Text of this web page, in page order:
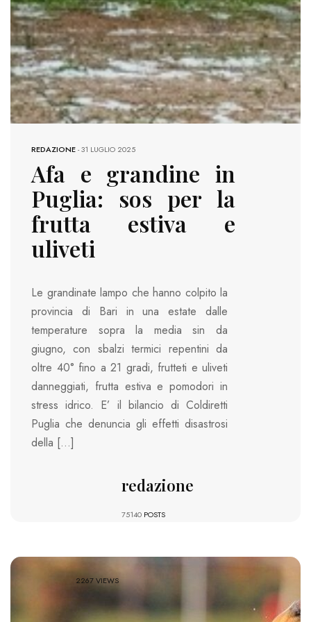
REDAZIONE-31 LUGLIO 2025
Afa e grandine in
Puglia: sos per la
frutta estiva e
uliveti
Le grandinate lampo che hanno colpito la
provincia di Bari in una estate dalle
temperature sopra la media sin da
giugno, con sbalzi termici repentini da
oltre 40° fino a 21 gradi, frutteti e uliveti
danneggiati, frutta estiva e pomodori in
stress idrico. E’ il bilancio di Coldiretti
Puglia che denuncia gli effetti disastrosi
della […]
redazione
75140 POSTS
2267 VIEWS